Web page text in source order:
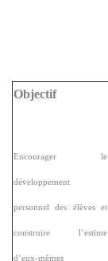
Objectif
Encourager le
développement
personnel des élèves et
construire l’estime
d’eux-mêmes